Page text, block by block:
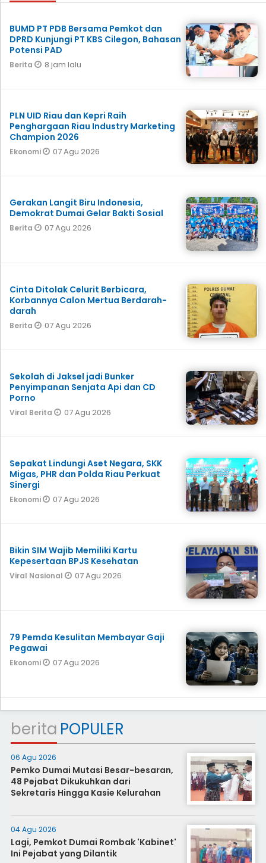
BUMD PT PDB Bersama Pemkot dan
DPRD Kunjungi PT KBS Cilegon, Bahasan
Potensi PAD
Berita 8 jam lalu
PLN UID Riau dan Kepri Raih
Penghargaan Riau Industry Marketing
Champion 2026
Ekonomi 07 Agu 2026
Gerakan Langit Biru Indonesia,
Demokrat Dumai Gelar Bakti Sosial
Berita 07 Agu 2026
Cinta Ditolak Celurit Berbicara,
Korbannya Calon Mertua Berdarah-
darah
Berita 07 Agu 2026
Sekolah di Jaksel jadi Bunker
Penyimpanan Senjata Api dan CD
Porno
Viral Berita 07 Agu 2026
Sepakat Lindungi Aset Negara, SKK
Migas, PHR dan Polda Riau Perkuat
Sinergi
Ekonomi 07 Agu 2026
Bikin SIM Wajib Memiliki Kartu
Kepesertaan BPJS Kesehatan
Viral Nasional 07 Agu 2026
79 Pemda Kesulitan Membayar Gaji
Pegawai
Ekonomi 07 Agu 2026
berita POPULER
06 Agu 2026
Pemko Dumai Mutasi Besar-besaran,
48 Pejabat Dikukuhkan dari
Sekretaris Hingga Kasie Kelurahan
04 Agu 2026
Lagi, Pemkot Dumai Rombak 'Kabinet'
Ini Pejabat yang Dilantik